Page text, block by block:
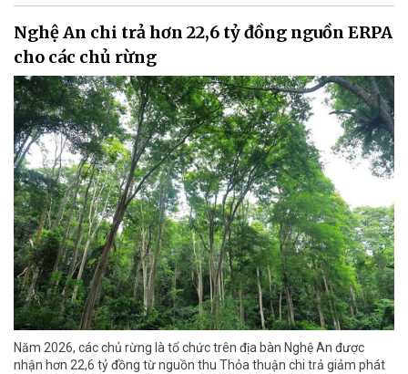
Nghệ An chi trả hơn 22,6 tỷ đồng nguồn ERPA
cho các chủ rừng
Năm 2026, các chủ rừng là tổ chức trên địa bàn Nghệ An được
nhận hơn 22,6 tỷ đồng từ nguồn thu Thỏa thuận chi trả giảm phát